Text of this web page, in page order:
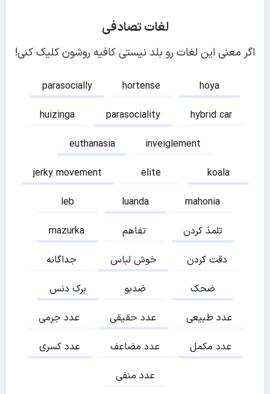
لغات تصادفی
اگر معنی این لغات رو بلد نیستی کافیه روشون کلیک کنی!
parasocially hortense
hoya
huizinga
parasociality
hybrid car
euthanasia
inveiglement
jerky movement
elite
koala
leb
luanda
mahonia
mazurka
تفاهم
تلمذ کردن
جداگانه
خوش لباس
دقت کردن
برک دنس
ضدبو
ضحک
عدد جرمی
عدد حقیقی
عدد طبیعی
عدد کسری
عدد مضاعف
عدد مکمل
عدد منفی